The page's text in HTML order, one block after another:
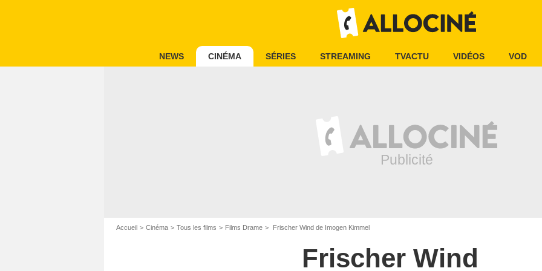
NEWS CINÉMA SÉRIES STREAMING TVACTU VIDÉOS VOD
Accueil Cinéma Tous les films Films Drame Frischer Wind de Imogen Kimmel
Frischer Wind